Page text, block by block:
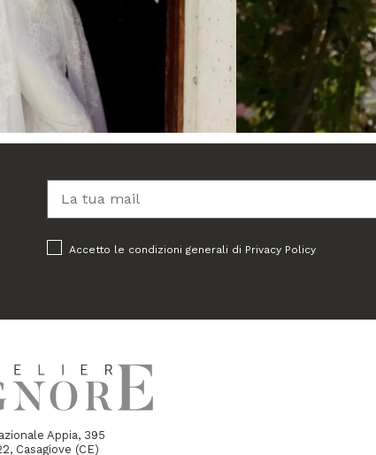
Accetto le condizioni generali di Privacy Policy
Appia, 395
Casagiove (CE)